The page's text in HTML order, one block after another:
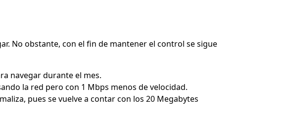
No obstante, con el fin de mantener el control se sigue
navegar durante el mes.
la red pero con 1 Mbps menos de velocidad.
pues se vuelve a contar con los 20 Megabytes